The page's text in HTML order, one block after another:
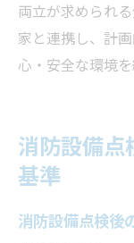
両立が求められ
家と連携し、計
心・安全な環境
消防設備
基準
消防設備点検後